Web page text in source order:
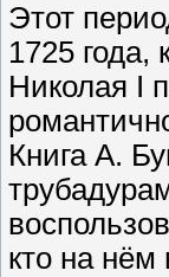
Этот
1725 года,
Николая I
Книга А.
кто на нём